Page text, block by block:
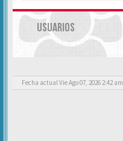
USUARIOS
Fecha actual Vie Ago 07, 2026 2:42 am